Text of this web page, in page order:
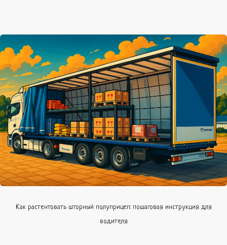
Как растентовать шторный полуприцеп: пошаговая инструкция для
водителя